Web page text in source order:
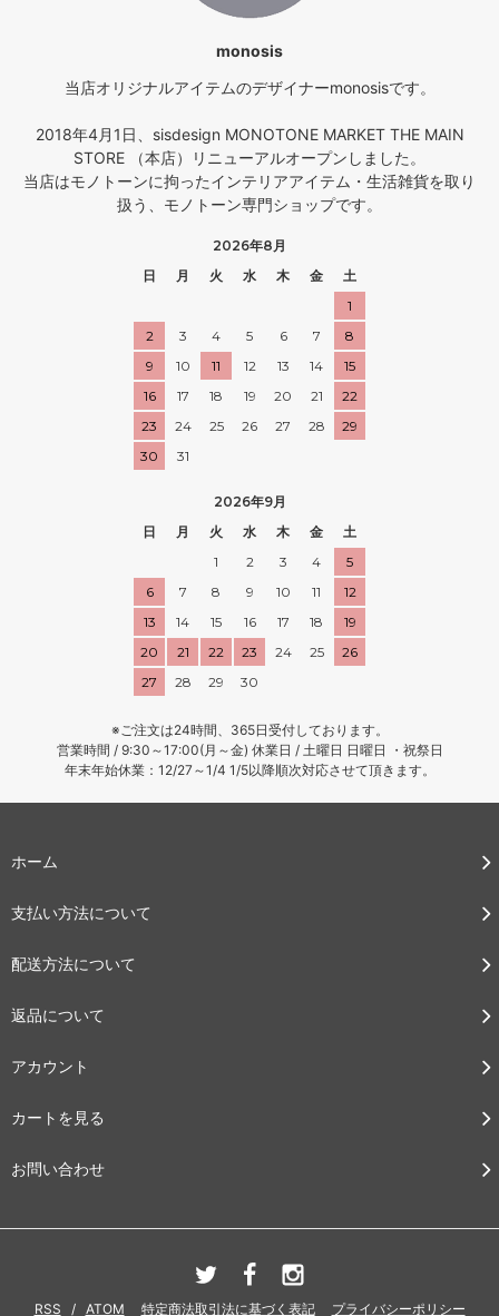
monosis
当店オリジナルアイテムのデザイナーmonosisです。
2018年4月1日、sisdesign MONOTONE MARKET THE MAIN
STORE （本店）リニューアルオープンしました。
当店はモノトーンに拘ったインテリアアイテム・生活雑貨を取り
扱う、モノトーン専門ショップです。
2026年8月
日
月 火 水 木 金
土
1
2
3 4 5 6 7
8
9
10 11 12 13 14
15
16
17 18 19 20 21
22
23
24 25 26 27 28
29
30
31
2026年9月
日
月 火 水 木 金
土
1
2 3 4
5
6
7 8 9 10 11
12
13
14 15 16 17 18
19
20
21 22 23 24 25
26
27
28 29 30
※ご注文は24時間、365日受付しております。
営業時間 / 9:30～17:00(月～金) 休業日 / 土曜日 日曜日 ・祝祭日
年末年始休業：12/27～1/4 1/5以降順次対応させて頂きます。
ホーム
支払い方法について
配送方法について
返品について
アカウント
カートを見る
お問い合わせ
RSS / ATOM 特定商法取引法に基づく表記 プライバシーポリシー